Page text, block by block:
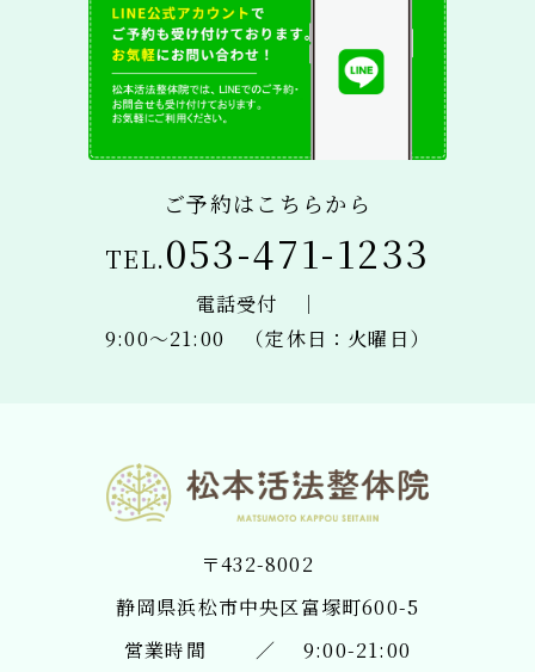
ご予約はこちらから
TEL.053-471-1233
電話受付 ｜
​​​​​​​9:00〜21:00 （定休日：火曜日）
〒432-8002
​​​​​​​静岡県浜松市中央区富塚町600-5
営業時間 ／ 9:00-21:00